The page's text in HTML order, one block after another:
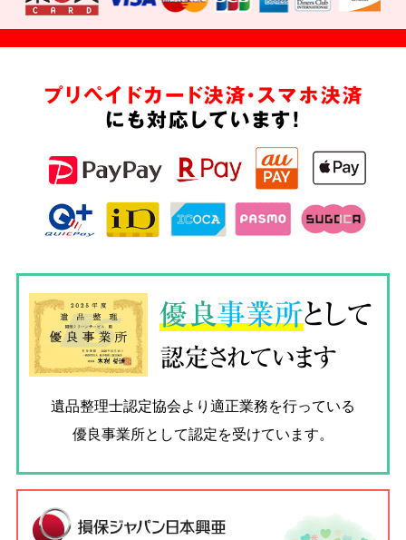
プリペイドカード決済・スマホ決済
にも対応しています!
優良事業所として
認定されています
遺品整理士認定協会より適正業務を行っている
優良事業所として認定を受けています。